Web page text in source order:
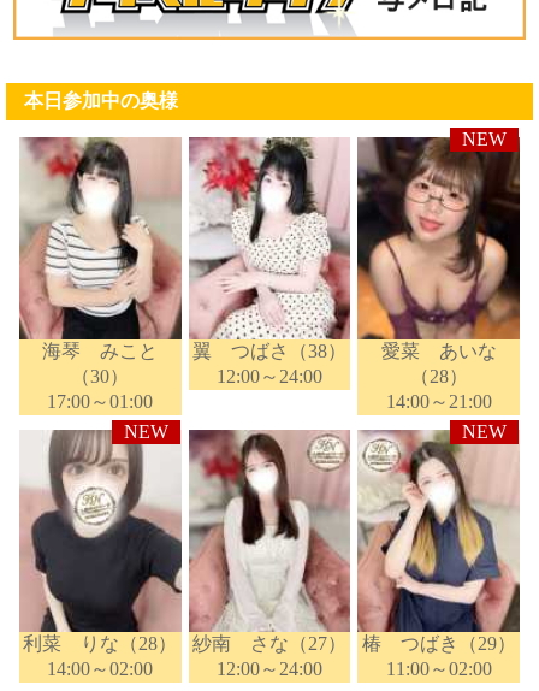
本日参加中の奥様
海琴 みこと
（30）
17:00～01:00
翼 つばさ（38）
12:00～24:00
愛菜 あいな
（28）
14:00～21:00
利菜 りな（28）
14:00～02:00
紗南 さな（27）
12:00～24:00
椿 つばき（29）
11:00～02:00